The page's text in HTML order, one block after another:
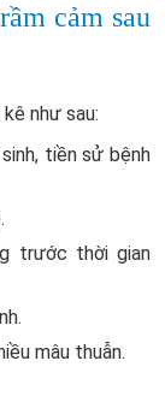
cảm sau
như sau:
tiền sử bệnh
trước thời gian
mâu thuẫn.